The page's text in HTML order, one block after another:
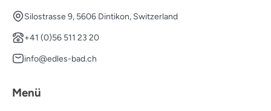
Silostrasse 9, 5606 Dintikon, Switzerland
+41 (0)56 511 23 20
info@edles-bad.ch
Menü